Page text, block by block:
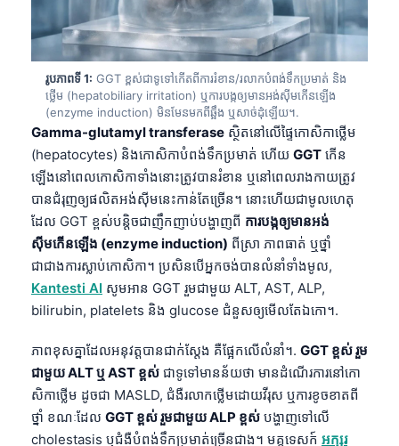
រូបភាពទី 1: GGT ខ្ពស់ជាទូទៅកើតពីការរំខាន/រលាកបំពង់ទឹកប្រមាត់ និង
ថ្លើម (hepatobiliary irritation) ឬការបង្កឲ្យមានអង់ស៊ីមកើនឡើង
(enzyme induction) មិនមែនមកពីឆ្អឹង ឬសាច់ដុំឡើយ។.
Gamma-glutamyl transferase ស្ថិតនៅលើផ្ទៃកោសិកាថ្លើម
(hepatocytes) និងកោសិកាបំពង់ទឹកប្រមាត់ ហើយ GGT កើន
ឡើងនៅពេលកោសិកាទាំងនោះត្រូវបានរំខាន ឬនៅពេលរាងកាយត្រូវ
បានជំរុញឲ្យផលិតអង់ស៊ីមនេះកាន់តែច្រើន។ នោះហើយជាមូលហេតុ
ដែល GGT ខ្ពស់បន្តិចជាញឹកញាប់បង្ហាញពី ការបង្កឲ្យមានអង់
ស៊ីមកើនឡើង (enzyme induction) ពីស្រា ភាពធាត់ ឬថ្នាំ
ជាជាងការស្លាប់កោសិកា។ ប្រសិនបើអ្នកចង់បានលំនាំទាំងមូល,
Kantesti AI សូមអាន GGT រួមជាមួយ ALT, AST, ALP,
bilirubin, platelets និង glucose ជំនួសឲ្យមើលតែឯកោ។.
ភាពខុសគ្នាដែលអនុវត្តបានជាក់ស្តែង គឺផ្អែកលើលំនាំ។. GGT ខ្ពស់ រួម
ជាមួយ ALT ឬ AST ខ្ពស់ ជាទូទៅមានន័យថា មានដំណើរការនៅកោ
សិកាថ្លើម ដូចជា MASLD, ជំងឺរលាកថ្លើមដោយវីរុស ឬការខូចខាតពី
ថ្នាំ ខណៈដែល GGT ខ្ពស់ រួមជាមួយ ALP ខ្ពស់ បង្ហាញទៅលើ
cholestasis ឬជំងឺបំពង់ទឹកប្រមាត់ច្រើនជាង។ មគ្គុទេសក៍ អក្សរ